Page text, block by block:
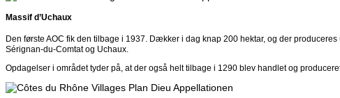
Massif d’Uchaux
Den første AOC fik den tilbage i 1937. Dækker i dag knap 200 hektar, og der
Sérignan-du-Comtat og Uchaux.
Opdagelser i området tyder på, at der også helt tilbage i 1290 blev handlet og